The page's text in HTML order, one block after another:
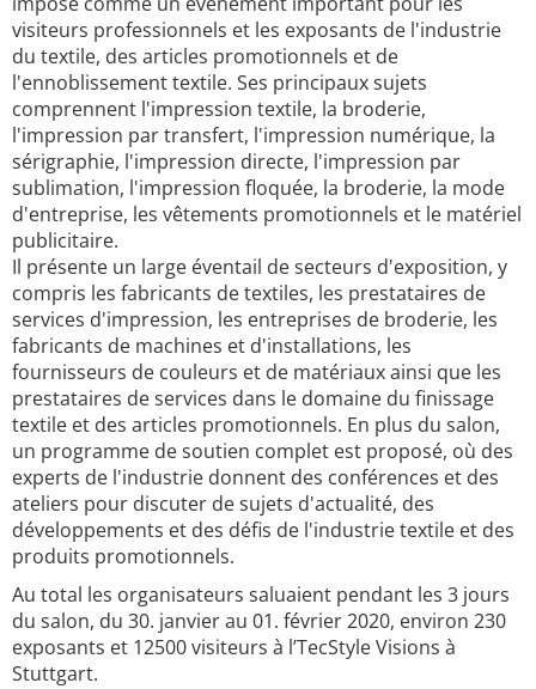
visiteurs professionnels et les exposants de l'industrie
du textile, des articles promotionnels et de
l'ennoblissement textile. Ses principaux sujets
comprennent l'impression textile, la broderie,
l'impression par transfert, l'impression numérique, la
sérigraphie, l'impression directe, l'impression par
sublimation, l'impression floquée, la broderie, la mode
d'entreprise, les vêtements promotionnels et le matériel
publicitaire.
Il présente un large éventail de secteurs d'exposition, y
compris les fabricants de textiles, les prestataires de
services d'impression, les entreprises de broderie, les
fabricants de machines et d'installations, les
fournisseurs de couleurs et de matériaux ainsi que les
prestataires de services dans le domaine du finissage
textile et des articles promotionnels. En plus du salon,
un programme de soutien complet est proposé, où des
experts de l'industrie donnent des conférences et des
ateliers pour discuter de sujets d'actualité, des
développements et des défis de l'industrie textile et des
produits promotionnels.
Au total les organisateurs saluaient pendant les 3 jours
du salon, du 30. janvier au 01. février 2020, environ 230
exposants et 12500 visiteurs à l’TecStyle Visions à
Stuttgart.